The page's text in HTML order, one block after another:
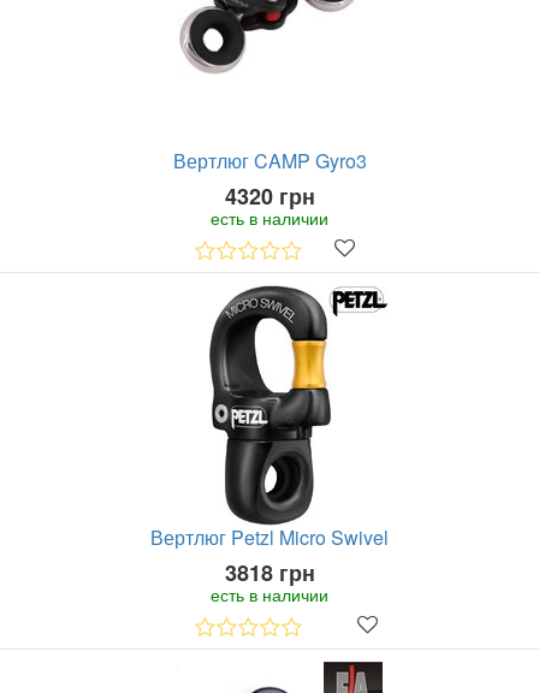
Вертлюг CAMP Gyro3
4320 грн
есть в наличии
Вертлюг Petzl Micro Swivel
3818 грн
есть в наличии